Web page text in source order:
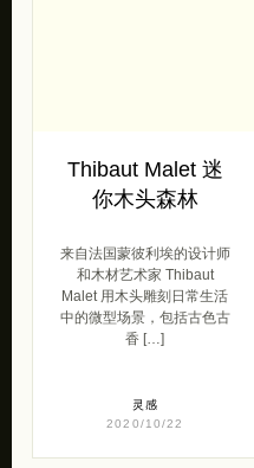
Thibaut Malet 迷
你木头森林
来自法国蒙彼利埃的设计师
和木材艺术家 Thibaut
Malet 用木头雕刻日常生活
中的微型场景，包括古色古
香 […]
灵感
2020/10/22